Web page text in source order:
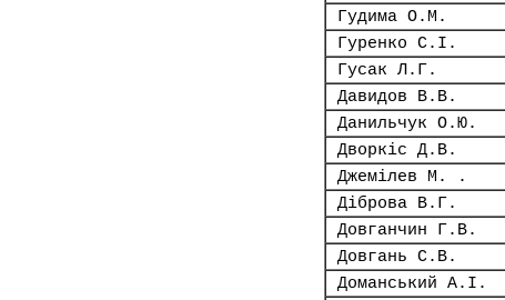
Гудима О.М.
Гуренко С.І.
Гусак Л.Г.
Давидов В.В.
Данильчук О.Ю.
Дворкіс Д.В.
Джемілев М. .
Діброва В.Г.
Довганчин Г.В.
Довгань С.В.
Доманський А.І.